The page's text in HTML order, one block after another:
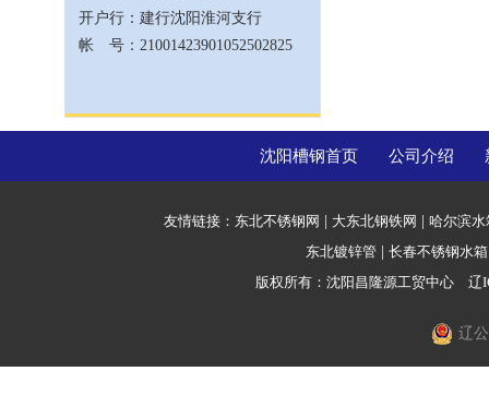
开户行：建行沈阳淮河支行
帐 号：21001423901052502825
沈阳槽钢首页 公司介绍
友情链接： 东北不锈钢网 大东北钢铁网
哈尔滨水
东北镀锌管| 长春不锈钢水箱
版权所有：沈阳昌隆源工贸中心 辽
辽